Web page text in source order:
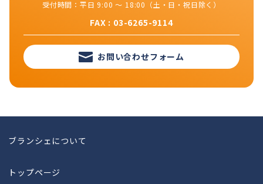
受付時間：平日 9:00 ～ 18:00（土・日・祝日除く）
FAX : 03-6265-9114
お問い合わせフォーム
ブランシェについて
トップページ